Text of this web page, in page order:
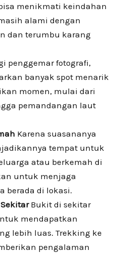
menikmati keindahan
alami dengan
dan terumbu karang
penggemar fotografi,
banyak spot menarik
momen, mulai dari
pemandangan laut
Karena suasananya
tempat untuk
atau berkemah di
untuk menjaga
berada di lokasi.
Bukit di sekitar
mendapatkan
lebih luas. Trekking ke
pengalaman